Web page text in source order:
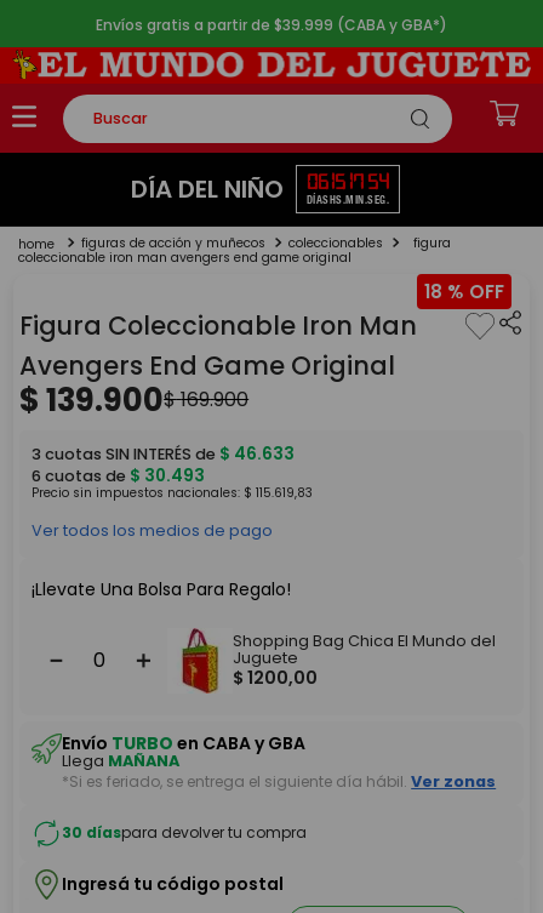
Envíos gratis a partir de $39.999 (CABA y GBA*)
Buscar
TÉRMINOS MÁS BUSCADOS
2.
lego
4 .
monopatin
5. toy story
DÍA DEL NIÑO 06
DÍAS
15
HS.
17
MIN.
54
SEG.
figuras de acción y muñecos coleccionables figura
coleccionable iron man avengers end game original
18 %
Figura Coleccionable Iron Man
Avengers End Game Original
$139.900$169.900
3 cuotas SIN INTERÉS de $ 46.633
6 cuotas de $ 30.493
Precio sin impuestos nacionales: $ 115.619,83
Ver todos los medios de pago
¡Llevate Una Bolsa Para Regalo!
＋
－
Shopping Bag Chica El Mundo del
Juguete
$ 1200,00
Envío TURBO en CABA y GBA
Llega MAÑANA
*Si es feriado, se entrega el siguiente día hábil. Ver zonas
30 díaspara devolver tu compra
Ingresá tu código postal